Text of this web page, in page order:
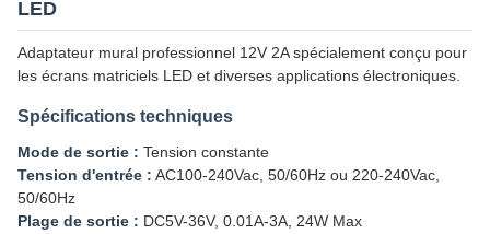
LED
Adaptateur mural professionnel 12V 2A spécialement conçu pour
les écrans matriciels LED et diverses applications électroniques.
Spécifications techniques
Mode de sortie : Tension constante
Tension d'entrée : AC100-240Vac, 50/60Hz ou 220-240Vac,
50/60Hz
Plage de sortie : DC5V-36V, 0.01A-3A, 24W Max